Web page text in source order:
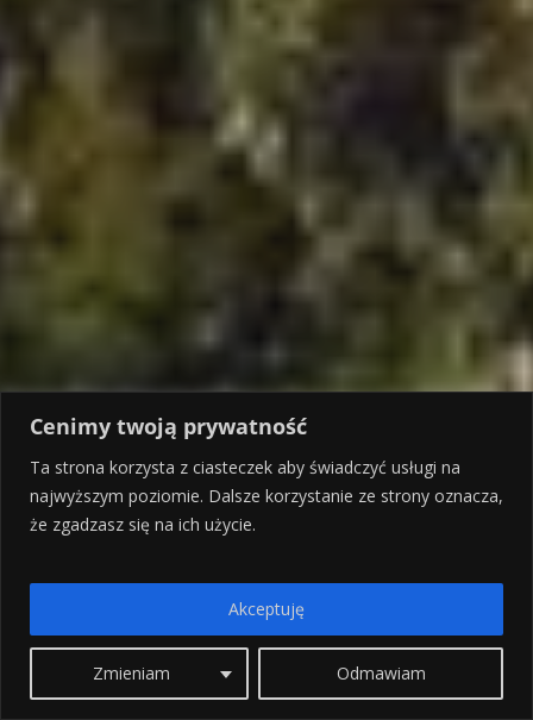
Cenimy twoją prywatność
Ta strona korzysta z ciasteczek aby świadczyć usługi na
najwyższym poziomie. Dalsze korzystanie ze strony oznacza,
że zgadzasz się na ich użycie.
Zmieniam Odmawiam
Akceptuję